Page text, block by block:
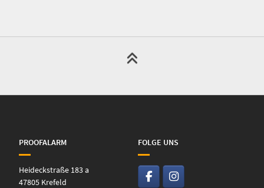
PROOFALARM
Heideckstraße 183 a
47805 Krefeld
FOLGE UNS